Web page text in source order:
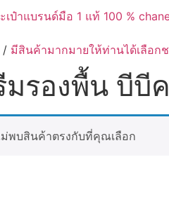
เป๋าแบรนด์มือ 1 แท้ 100 %
/ มีสินค้ามากมายให้ท่านได้เลือกช
รองพื้น บีบี
พบสินค้าตรงกับที่คุณเลือก